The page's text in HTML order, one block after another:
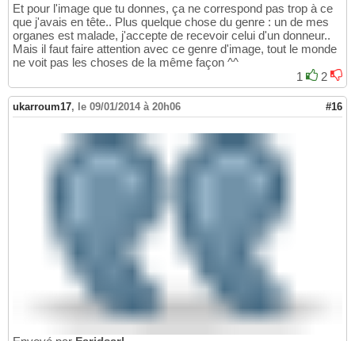
Et pour l'image que tu donnes, ça ne correspond pas trop à ce
que j'avais en tête.. Plus quelque chose du genre : un de mes
organes est malade, j'accepte de recevoir celui d'un donneur..
Mais il faut faire attention avec ce genre d'image, tout le monde
ne voit pas les choses de la même façon ^^
1
2
ukarroum17, le 09/01/2014 à 20h06 #16